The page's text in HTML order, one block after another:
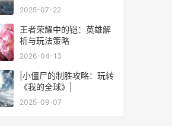
本挑战，详细策略！ 黑暗
2025-07-22
王者荣耀中的铠：英雄解
析与玩法策略
2026-04-13
|小僵尸的制胜攻略：玩转
《我的全球》|
2025-09-07